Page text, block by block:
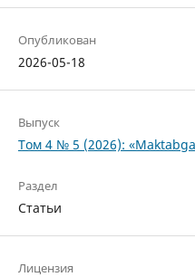
Опубликован
2026-05-18
Выпуск
Том 4 № 5 (2026):
Раздел
Статьи
Лицензия